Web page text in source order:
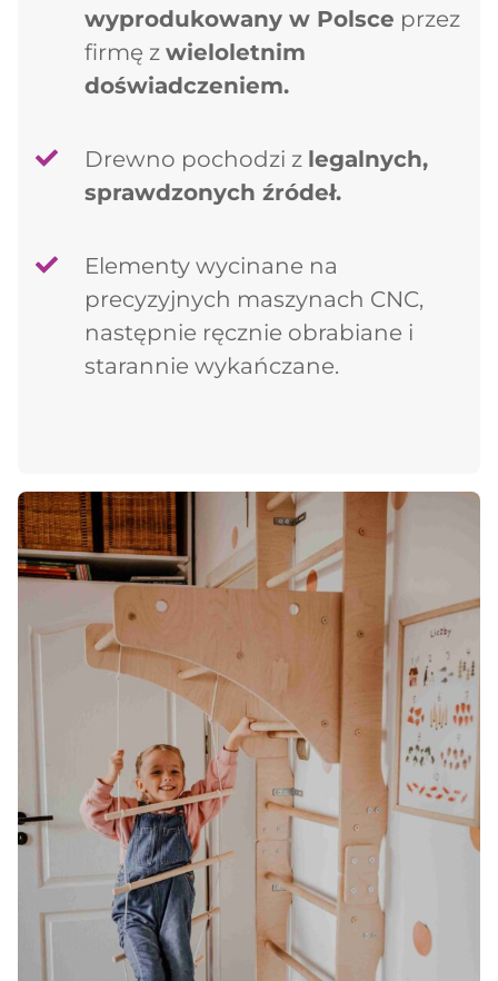
wyprodukowany w Polsce przez
firmę z wieloletnim
doświadczeniem.
Drewno pochodzi z legalnych,
sprawdzonych źródeł.
Elementy wycinane na
precyzyjnych maszynach CNC,
następnie ręcznie obrabiane i
starannie wykańczane.